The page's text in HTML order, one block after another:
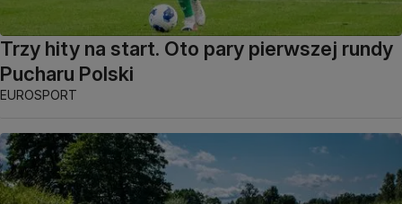
Trzy hity na start. Oto pary pierwszej rundy
Pucharu Polski
EUROSPORT